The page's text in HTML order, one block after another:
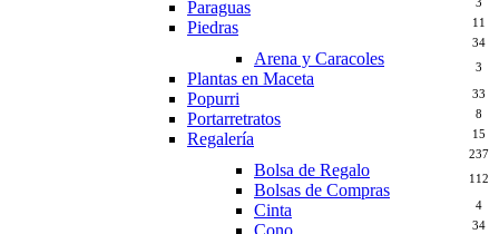
Paraguas
11
Piedras
34
Arena y Caracoles 3
Plantas en Maceta
33
Popurri
8
Portarretratos
15
Regalería
237
Bolsa de Regalo 112
Bolsas de Compras
4
Cinta
34
Cono